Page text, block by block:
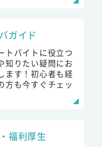
ガイド
トバイトに役立つ
知りたい疑問にお
ます！初心者も経
方も今すぐチェッ
福利厚生